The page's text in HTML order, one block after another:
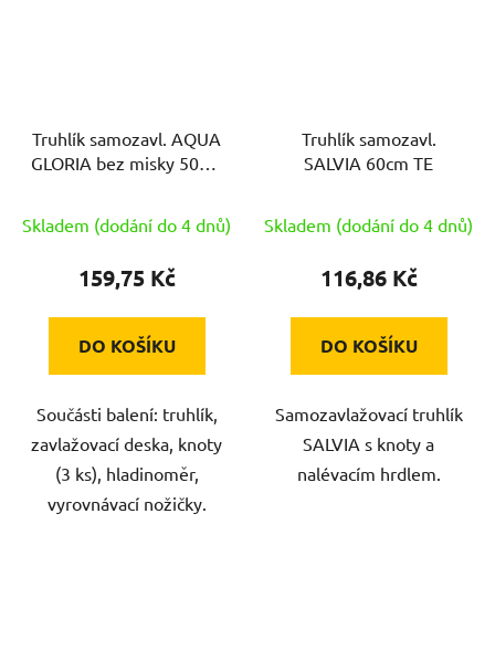
Truhlík samozavl. AQUA
GLORIA bez misky 50cm
Skladem (dodání do 4 dnů)
159,75 Kč
DO KOŠÍKU
Součásti balení: truhlík,
zavlažovací deska, knoty
(3 ks), hladinoměr,
vyrovnávací nožičky.
Truhlík samozavl.
SALVIA 60cm TE
Skladem (dodání do 4 dnů)
116,86 Kč
DO KOŠÍKU
Samozavlažovací truhlík
SALVIA s knoty a
nalévacím hrdlem.